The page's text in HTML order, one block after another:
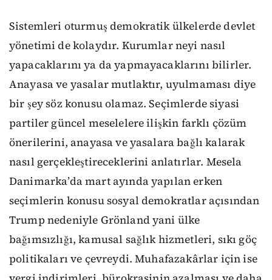
Sistemleri oturmuş demokratik ülkelerde devlet
yönetimi de kolaydır. Kurumlar neyi nasıl
yapacaklarını ya da yapmayacaklarını bilirler.
Anayasa ve yasalar mutlaktır, uyulmaması diye
bir şey söz konusu olamaz. Seçimlerde siyasi
partiler güncel meselelere ilişkin farklı çözüm
önerilerini, anayasa ve yasalara bağlı kalarak
nasıl gerçekleştireceklerini anlatırlar. Mesela
Danimarka’da mart ayında yapılan erken
seçimlerin konusu sosyal demokratlar açısından
Trump nedeniyle Grönland yani ülke
bağımsızlığı, kamusal sağlık hizmetleri, sıkı göç
politikaları ve çevreydi. Muhafazakârlar için ise